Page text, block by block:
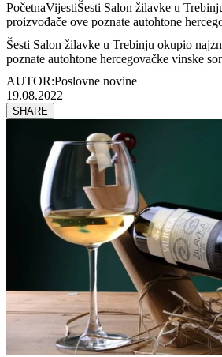
PočetnaVijestiŠesti Salon žilavke u
proizvođače ove poznate autohtone
Šesti Salon žilavke u Trebinju okupio
poznate autohtone hercegovačke vinske
AUTOR:Poslovne novine
19.08.2022
SHARE